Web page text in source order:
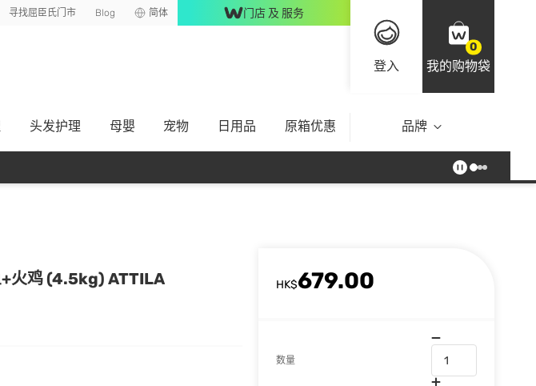
寻找屈臣氏门市 Blog 简体 门店 及 服务
登入
0
我的购物袋
头发护理 母嬰 宠物 日用品 原箱优惠 品牌
火鸡 (4.5kg) ATTILA
HK$679.00
数量